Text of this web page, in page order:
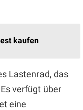
kaufen
Lastenrad, das
verfügt über
eine